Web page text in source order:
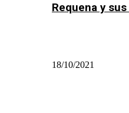
Requena y
18/10/2021